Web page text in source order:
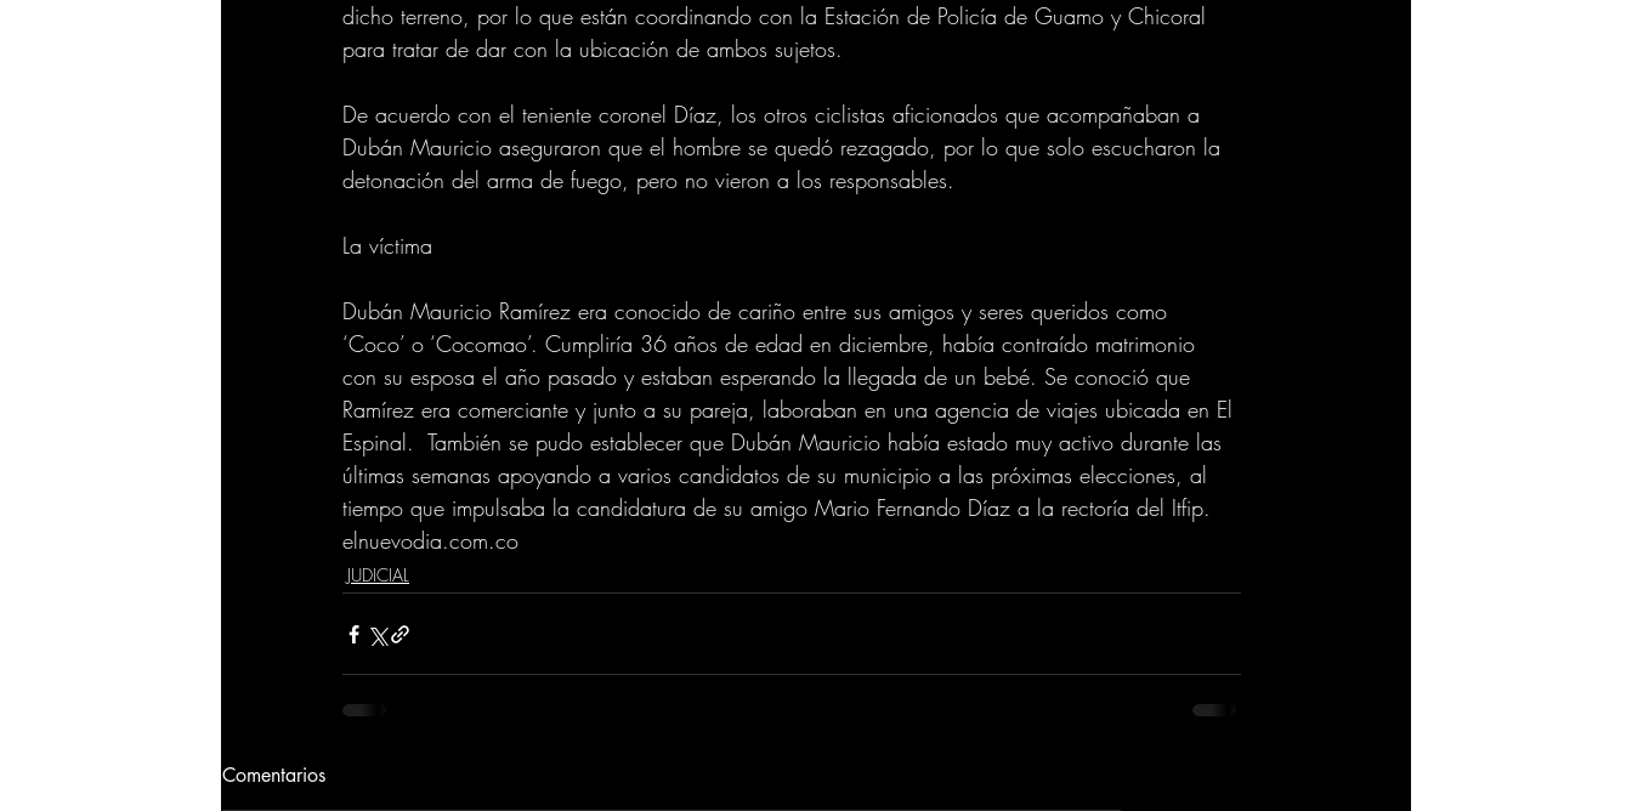
dicho terreno, por lo que están coordinando con la Estación de Policía de Guamo y Chicoral
para tratar de dar con la ubicación de ambos sujetos.
De acuerdo con el teniente coronel Díaz, los otros ciclistas aficionados que acompañaban a
Dubán Mauricio aseguraron que el hombre se quedó rezagado, por lo que solo escucharon la
detonación del arma de fuego, pero no vieron a los responsables.
La víctima
Dubán Mauricio Ramírez era conocido de cariño entre sus amigos y seres queridos como
‘Coco’ o ‘Cocomao’. Cumpliría 36 años de edad en diciembre, había contraído matrimonio
con su esposa el año pasado y estaban esperando la llegada de un bebé. Se conoció que
Ramírez era comerciante y junto a su pareja, laboraban en una agencia de viajes ubicada en El
Espinal.  También se pudo establecer que Dubán Mauricio había estado muy activo durante las
últimas semanas apoyando a varios candidatos de su municipio a las próximas elecciones, al
tiempo que impulsaba la candidatura de su amigo Mario Fernando Díaz a la rectoría del Itfip.
elnuevodia.com.co
JUDICIAL
Comentarios